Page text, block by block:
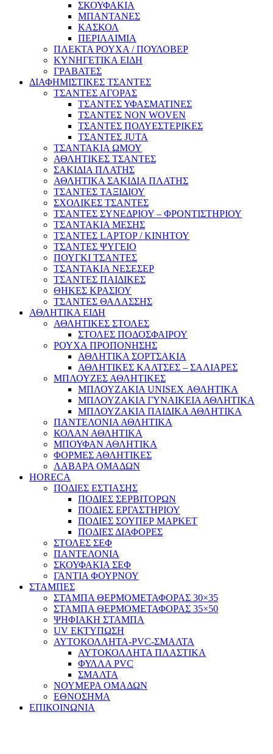
ΣΚΟΥΦΑΚΙΑ
ΜΠΑΝΤΑΝΕΣ
ΚΑΣΚΟΛ
ΠΕΡΙΛΑΙΜΙΑ
ΠΛΕΚΤΑ ΡΟΥΧΑ / ΠΟΥΛΟΒΕΡ
ΚΥΝΗΓΕΤΙΚΑ ΕΙΔΗ
ΓΡΑΒΑΤΕΣ
ΔΙΑΦΗΜΙΣΤΙΚΕΣ ΤΣΑΝΤΕΣ
ΤΣΑΝΤΕΣ ΑΓΟΡΑΣ
ΤΣΑΝΤΕΣ ΥΦΑΣΜΑΤΙΝΕΣ
ΤΣΑΝΤΕΣ NON WOVEN
ΤΣΑΝΤΕΣ ΠΟΛΥΕΣΤΕΡΙΚΕΣ
ΤΣΑΝΤΕΣ JUTA
ΤΣΑΝΤΑΚΙΑ ΩΜΟΥ
ΑΘΛΗΤΙΚΕΣ ΤΣΑΝΤΕΣ
ΣΑΚΙΔΙΑ ΠΛΑΤΗΣ
ΑΘΛΗΤΙΚΑ ΣΑΚΙΔΙΑ ΠΛΑΤΗΣ
ΤΣΑΝΤΕΣ ΤΑΞΙΔΙΟΥ
ΣΧΟΛΙΚΕΣ ΤΣΑΝΤΕΣ
ΤΣΑΝΤΕΣ ΣΥΝΕΔΡΙΟΥ – ΦΡΟΝΤΙΣΤΗΡΙΟΥ
ΤΣΑΝΤΑΚΙΑ ΜΕΣΗΣ
ΤΣΑΝΤΕΣ LAPTOP / ΚΙΝΗΤΟΥ
ΤΣΑΝΤΕΣ ΨΥΓΕΙΟ
ΠΟΥΓΚΙ ΤΣΑΝΤΕΣ
ΤΣΑΝΤΑΚΙΑ ΝΕΣΕΣΕΡ
ΤΣΑΝΤΕΣ ΠΑΙΔΙΚΕΣ
ΘΗΚΕΣ ΚΡΑΣΙΟΥ
ΤΣΑΝΤΕΣ ΘΑΛΑΣΣΗΣ
ΑΘΛΗΤΙΚΑ ΕΙΔΗ
ΑΘΛΗΤΙΚΕΣ ΣΤΟΛΕΣ
ΣΤΟΛΕΣ ΠΟΔΟΣΦΑΙΡΟΥ
ΡΟΥΧΑ ΠΡΟΠΟΝΗΣΗΣ
ΑΘΛΗΤΙΚΑ ΣΟΡΤΣΑΚΙΑ
ΑΘΛΗΤΙΚΕΣ ΚΑΛΤΣΕΣ – ΣΑΛΙΑΡΕΣ
ΜΠΛΟΥΖΕΣ ΑΘΛΗΤΙΚΕΣ
ΜΠΛΟΥΖΑΚΙΑ UNISEX ΑΘΛΗΤΙΚΑ
ΜΠΛΟΥΖΑΚΙΑ ΓΥΝΑΙΚΕΙΑ ΑΘΛΗΤΙΚΑ
ΜΠΛΟΥΖΑΚΙΑ ΠΑΙΔΙΚΑ ΑΘΛΗΤΙΚΑ
ΠΑΝΤΕΛΟΝΙΑ ΑΘΛΗΤΙΚΑ
ΚΟΛΑΝ ΑΘΛΗΤΙΚΑ
ΜΠΟΥΦΑΝ ΑΘΛΗΤΙΚΑ
ΦΟΡΜΕΣ ΑΘΛΗΤΙΚΕΣ
ΛΑΒΑΡΑ ΟΜΑΔΩΝ
HORECA
ΠΟΔΙΕΣ ΕΣΤΙΑΣΗΣ
ΠΟΔΙΕΣ ΣΕΡΒΙΤΟΡΩΝ
ΠΟΔΙΕΣ ΕΡΓΑΣΤΗΡΙΟΥ
ΠΟΔΙΕΣ ΣΟΥΠΕΡ ΜΑΡΚΕΤ
ΠΟΔΙΕΣ ΔΙΑΦΟΡΕΣ
ΣΤΟΛΕΣ ΣΕΦ
ΠΑΝΤΕΛΟΝΙΑ
ΣΚΟΥΦΑΚΙΑ ΣΕΦ
ΓΑΝΤΙΑ ΦΟΥΡΝΟΥ
ΣΤΑΜΠΕΣ
ΣΤΑΜΠΑ ΘΕΡΜΟΜΕΤΑΦΟΡΑΣ 30×35
ΣΤΑΜΠΑ ΘΕΡΜΟΜΕΤΑΦΟΡΑΣ 35×50
ΨΗΦΙΑΚΗ ΣΤΑΜΠΑ
UV ΕΚΤΥΠΩΣΗ
ΑΥΤΟΚΟΛΛΗΤΑ-PVC-ΣΜΑΛΤΑ
ΑΥΤΟΚΟΛΛΗΤΑ ΠΛΑΣΤΙΚΑ
ΦΥΛΛΑ PVC
ΣΜΑΛΤΑ
ΝΟΥΜΕΡΑ ΟΜΑΔΩΝ
ΕΘΝΟΣΗΜΑ
ΕΠΙΚΟΙΝΩΝΙΑ